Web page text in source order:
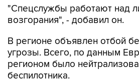
"Спецслужбы работают над
возгорания", - добавил он.
В регионе объявлен отбой
угрозы. Всего, по данным
регионом было
беспилотника.